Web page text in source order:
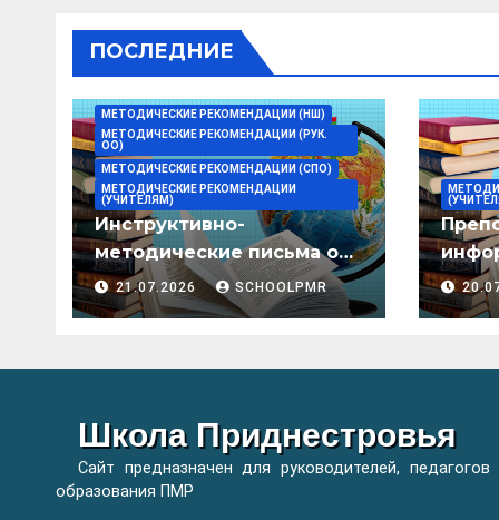
ПОСЛЕДНИЕ
МЕТОДИЧЕСКИЕ РЕКОМЕНДАЦИИ (НШ)
МЕТОДИЧЕСКИЕ РЕКОМЕНДАЦИИ (РУК.
ОО)
МЕТОДИЧЕСКИЕ РЕКОМЕНДАЦИИ (СПО)
МЕТОДИЧЕСКИЕ РЕКОМЕНДАЦИИ
(УЧИТЕЛЯМ)
Инструктивно-
методические письма о
преподавании учебных
предметов/дисциплин в
образования ПМР на
21.07.2026 SCHOOLPMR
Школа Приднестровья
Сайт предназначен для руководителей,
образования ПМР